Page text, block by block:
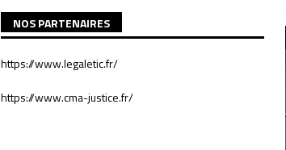
NOS PARTENAIRES
https://www.legaletic.fr/
https://www.cma-justice.fr/